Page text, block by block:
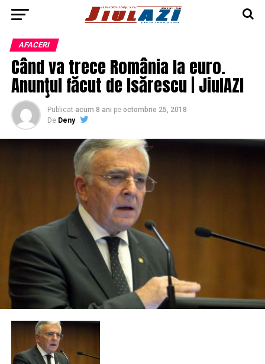
AFACERI
Când va trece România la euro.
Anunţul făcut de Isărescu | JiulAZI
Publicat acum 8 ani pe octombrie 25, 2018
De Deny